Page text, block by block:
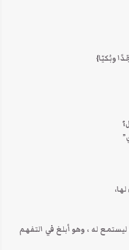
وبُكيّا}
له ، وهو أبلغ في التفهم